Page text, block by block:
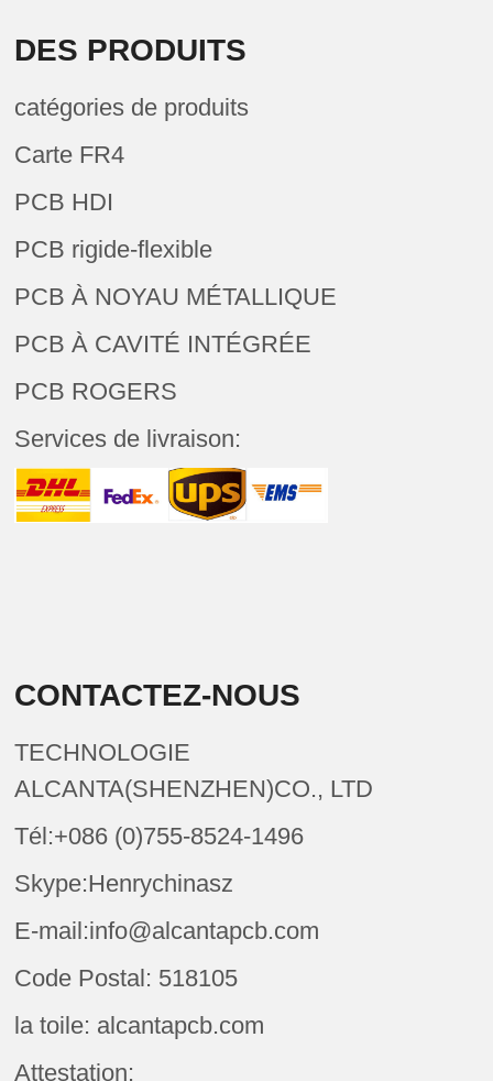
DES PRODUITS
catégories de produits
Carte FR4
PCB HDI
PCB rigide-flexible
PCB À NOYAU MÉTALLIQUE
PCB À CAVITÉ INTÉGRÉE
PCB ROGERS
Services de livraison:
CONTACTEZ-NOUS
TECHNOLOGIE
ALCANTA(SHENZHEN)CO., LTD
Tél:+086 (0)755-8524-1496
Skype:Henrychinasz
E-mail:info@alcantapcb.com
Code Postal: 518105
la toile: alcantapcb.com
Attestation: